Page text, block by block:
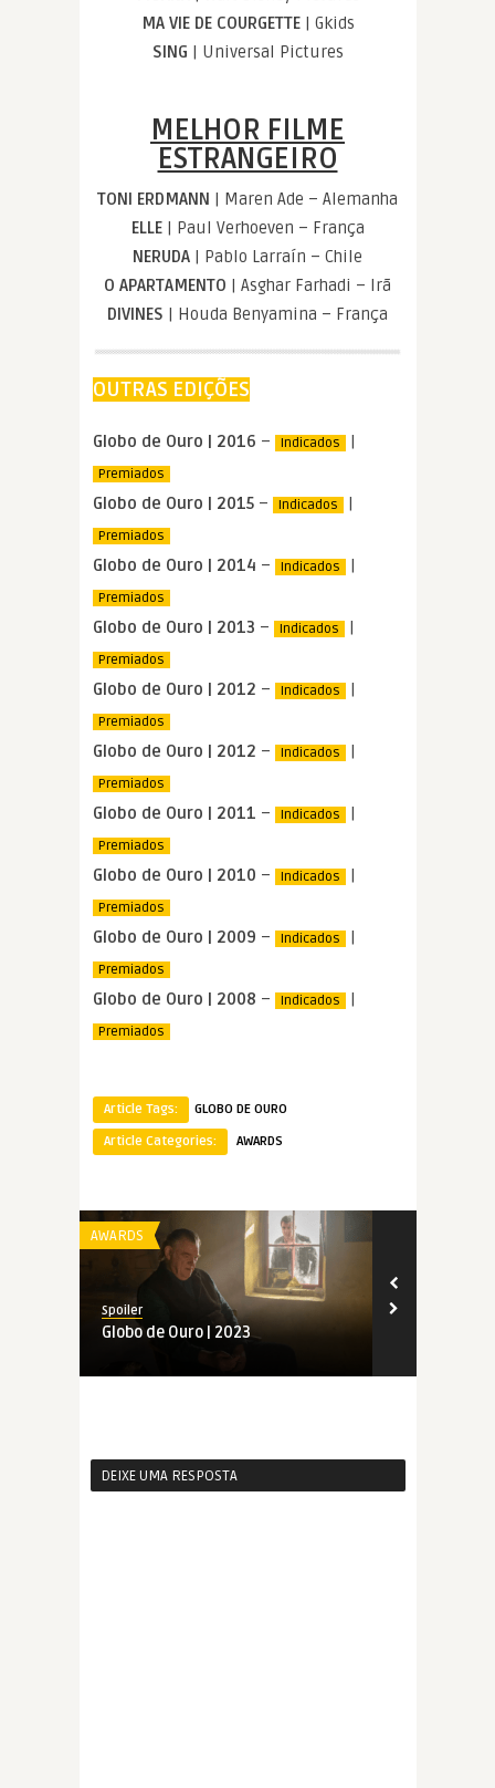
MA VIE DE COURGETTE | Gkids
SING | Universal Pictures
MELHOR FILME
ESTRANGEIRO
TONI ERDMANN | Maren Ade – Alemanha
ELLE | Paul Verhoeven – França
NERUDA | Pablo Larraín – Chile
O APARTAMENTO | Asghar Farhadi – Irã
DIVINES | Houda Benyamina – França
OUTRAS EDIÇÕES
Globo de Ouro | 2016 – Indicados |
Premiados
Globo de Ouro | 2015 – Indicados |
Premiados
Globo de Ouro | 2014 – Indicados |
Premiados
Globo de Ouro | 2013 – Indicados |
Premiados
Globo de Ouro | 2012 – Indicados |
Premiados
Globo de Ouro | 2012 – Indicados |
Premiados
Globo de Ouro | 2011 – Indicados |
Premiados
Globo de Ouro | 2010 – Indicados |
Premiados
Globo de Ouro | 2009 – Indicados |
Premiados
Globo de Ouro | 2008 – Indicados |
Premiados
Article Tags:
GLOBO DE OURO
Article Categories:
AWARDS
AWARDS
Spoiler
Globo de Ouro | 2023
DEIXE UMA RESPOSTA